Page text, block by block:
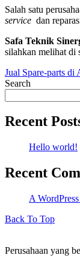
Salah satu
service dan
Safa Teknik
silahkan melihat di
Jual Spare-parts di
Search
Recent
Hello world!
Recent
A
Back To Top
Perusahaan yang